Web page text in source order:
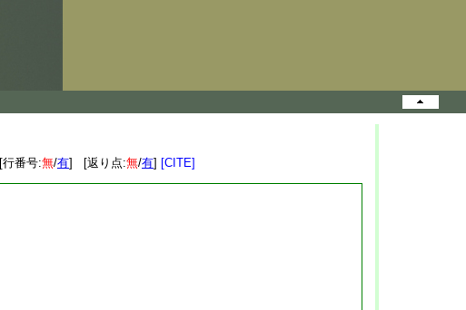
[行番号:無/有] [返り点:無/有] [CITE]